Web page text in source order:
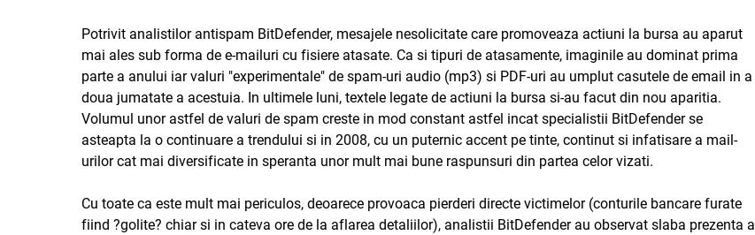
Potrivit analistilor antispam BitDefender, mesajele nesolicitate care promoveaza actiuni la bursa au aparut
mai ales sub forma de e-mailuri cu fisiere atasate. Ca si tipuri de atasamente, imaginile au dominat prima
parte a anului iar valuri "experimentale" de spam-uri audio (mp3) si PDF-uri au umplut casutele de email in a
doua jumatate a acestuia. In ultimele luni, textele legate de actiuni la bursa si-au facut din nou aparitia.
Volumul unor astfel de valuri de spam creste in mod constant astfel incat specialistii BitDefender se
asteapta la o continuare a trendului si in 2008, cu un puternic accent pe tinte, continut si infatisare a mail-
urilor cat mai diversificate in speranta unor mult mai bune raspunsuri din partea celor vizati.
Cu toate ca este mult mai periculos, deoarece provoaca pierderi directe victimelor (conturile bancare furate
fiind ?golite? chiar si in cateva ore de la aflarea detaliilor), analistii BitDefender au observat slaba prezenta a